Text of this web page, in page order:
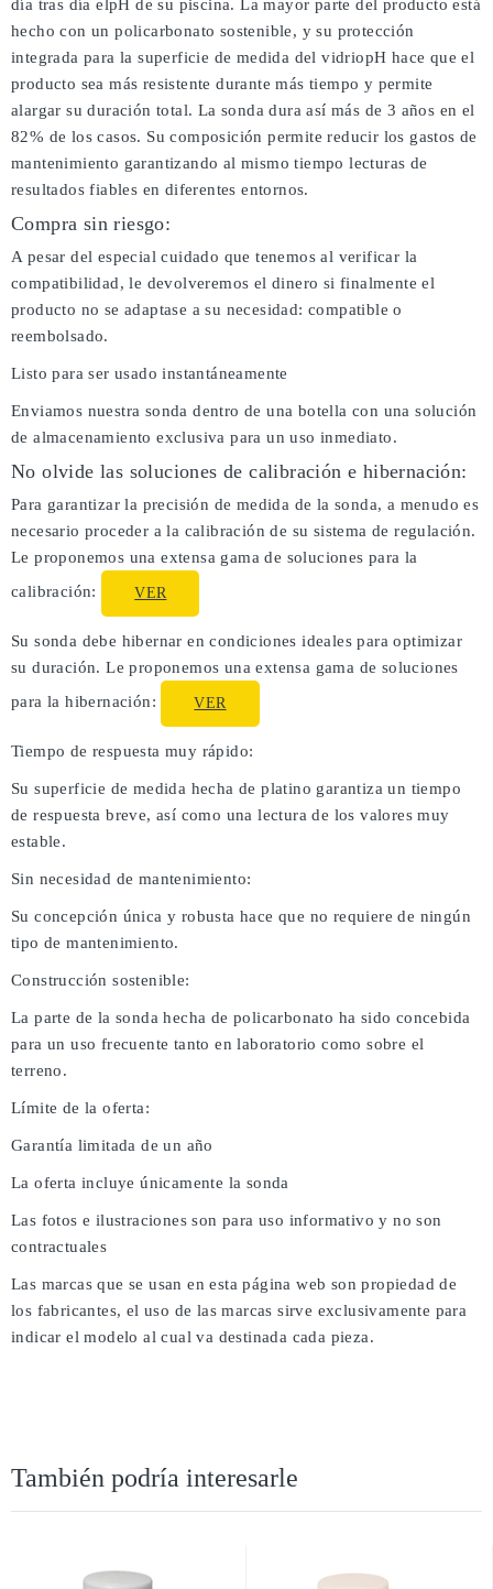
día tras día elpH de su piscina. La mayor parte del producto está
hecho con un policarbonato sostenible, y su protección
integrada para la superficie de medida del vidriopH hace que el
producto sea más resistente durante más tiempo y permite
alargar su duración total. La sonda dura así más de 3 años en el
82% de los casos. Su composición permite reducir los gastos de
mantenimiento garantizando al mismo tiempo lecturas de
resultados fiables en diferentes entornos.
Compra sin riesgo:
A pesar del especial cuidado que tenemos al verificar la
compatibilidad, le devolveremos el dinero si finalmente el
producto no se adaptase a su necesidad: compatible o
reembolsado.
Listo para ser usado instantáneamente
Enviamos nuestra sonda dentro de una botella con una solución
de almacenamiento exclusiva para un uso inmediato.
No olvide las soluciones de calibración e hibernación:
Para garantizar la precisión de medida de la sonda, a menudo es
necesario proceder a la calibración de su sistema de regulación.
Le proponemos una extensa gama de soluciones para la
calibración:
VER
Su sonda debe hibernar en condiciones ideales para optimizar
su duración. Le proponemos una extensa gama de soluciones
para la hibernación:
VER
Tiempo de respuesta muy rápido:
Su superficie de medida hecha de platino garantiza un tiempo
de respuesta breve, así como una lectura de los valores muy
estable.
Sin necesidad de mantenimiento:
Su concepción única y robusta hace que no requiere de ningún
tipo de mantenimiento.
Construcción sostenible:
La parte de la sonda hecha de policarbonato ha sido concebida
para un uso frecuente tanto en laboratorio como sobre el
terreno.
Límite de la oferta:
Garantía limitada de un año
La oferta incluye únicamente la sonda
Las fotos e ilustraciones son para uso informativo y no son
contractuales
Las marcas que se usan en esta página web son propiedad de
los fabricantes, el uso de las marcas sirve exclusivamente para
indicar el modelo al cual va destinada cada pieza.
También podría interesarle